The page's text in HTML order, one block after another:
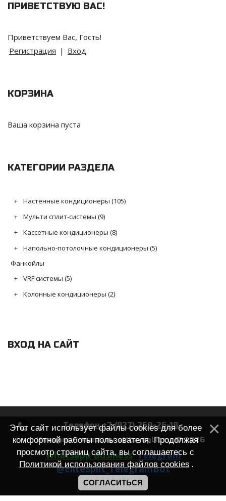
ПРИВЕТСТВУЮ ВАС!
Приветствуем Вас, Гость!
Регистрация | Вход
КОРЗИНА
Ваша корзина пуста
КАТЕГОРИИ РАЗДЕЛА
Настенные кондиционеры (105)
Мульти сплит-системы (9)
Кассетные кондиционеры (8)
Напольно-потолочные кондиционеры (5)
Фанкойлы
VRF системы (5)
Колонные кондиционеры (2)
ВХОД НА САЙТ
Телефон +7 (927) 259-26-18
Интернет-магазин elite-split.ru © 2026
Whatsapp Business Telegram
@EliteSplit_TelegramBot
Этот сайт использует файлы cookies для более
комфортной работы пользователя. Продолжая
просмотр страниц сайта, вы соглашаетесь с
Политикой использования файлов cookies .
СОГЛАСИТЬСЯ